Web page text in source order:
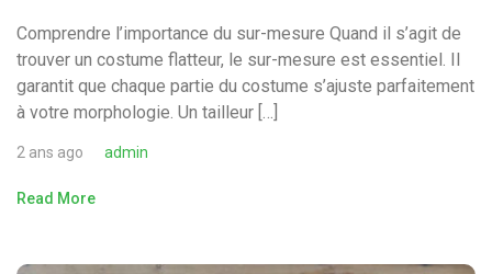
Comprendre l’importance du sur-mesure Quand il s’agit de
trouver un costume flatteur, le sur-mesure est essentiel. Il
garantit que chaque partie du costume s’ajuste parfaitement
à votre morphologie. Un tailleur […]
2 ans ago admin
Read More